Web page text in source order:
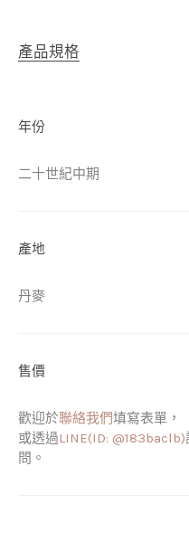
產品規格
年份
二十世紀中期
產地
丹麥
售價
歡迎於聯絡我們填寫表單，
或透過LINE(ID: @183baclb)
問。